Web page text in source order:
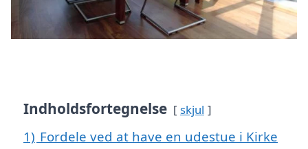
Indholdsfortegnelse skjul
1) Fordele ved at have en udestue i Kirke